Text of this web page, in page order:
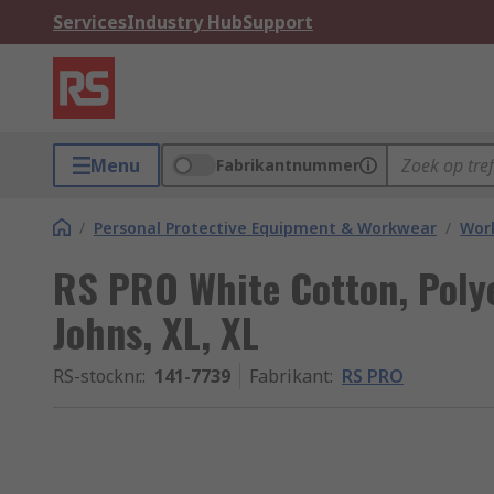
ServicesIndustry HubSupport
Menu Fabrikantnummer
/ Personal Protective Equipment & Workwear /
RS PRO White Cotton,
Johns, XL, XL
RS-stocknr.: 141-7739 Fabrikant: RS PRO